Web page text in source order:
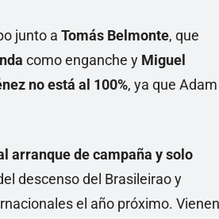
junto a Tomás Belmonte, que
como enganche y Miguel
no está al 100%, ya que Adam
arranque de campaña y solo
descenso del Brasileirao y
el año próximo. Vienen